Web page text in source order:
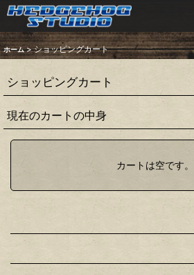
ホーム > ショッピングカート
ショッピングカート
現在のカートの中身
カートは空です。